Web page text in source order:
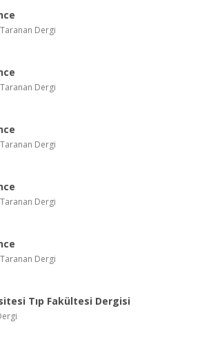
Dergi
Dergi
Dergi
Dergi
Dergi
Tıp Fakültesi Dergisi